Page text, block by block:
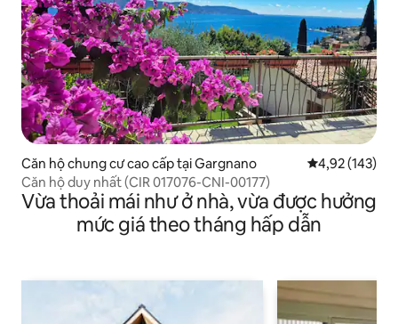
Căn hộ chung cư cao cấp tại Gargnano Xếp hạng
4,92 (143)
Căn hộ duy nhất (CIR 017076-CNI-00177)
Vừa thoải mái như ở nhà, vừa được hưởng
mức giá theo tháng hấp dẫn